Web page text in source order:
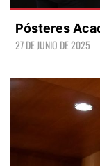
Pósteres
27 DE JUNIO DE 2025